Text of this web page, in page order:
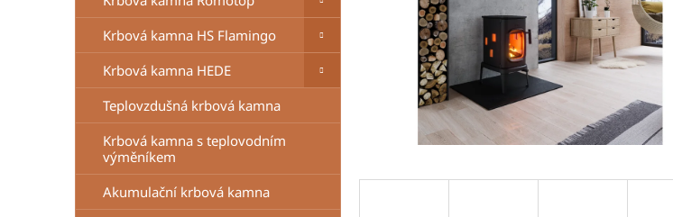
n
l
Krbová kamna HS Flamingo
Krbová kamna HEDE
Teplovzdušná krbová kamna
Krbová kamna s teplovodním
výměníkem
Akumulační krbová kamna